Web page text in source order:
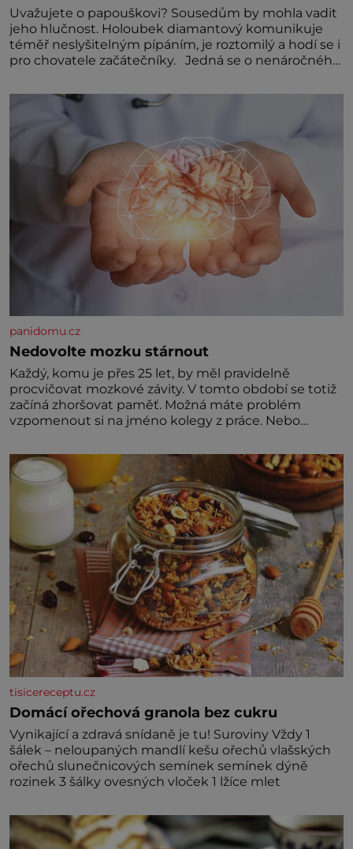
Uvažujete o papouškovi? Sousedům by mohla vadit
jeho hlučnost. Holoubek diamantový komunikuje
téměř neslyšitelným pípáním, je roztomilý a hodí se i
pro chovatele začátečníky. Jedná se o nenáročného
Hodně času tráví na zemi, kde sbírá zbytky semínek
Jeho domovinou je prakticky celá Austrálie s
výjimkou pobřežní oblasti.
panidomu.cz
Nedovolte mozku stárnout
Každý, komu je přes 25 let, by měl pravidelně
procvičovat mozkové závity. V tomto období se totiž
začíná zhoršovat paměť. Možná máte problém
vzpomenout si na jméno kolegy z práce. Nebo
nedávno přečetli. Je to opravdu tak, s věkem jako
kdyby se paměť rozhodla stávkovat. Cvičte
tisicereceptu.cz
Domácí ořechová granola bez cukru
Vynikající a zdravá snídaně je tu! Suroviny Vždy 1
šálek – neloupaných mandlí kešu ořechů vlašských
ořechů slunečnicových semínek semínek dýně
rozinek 3 šálky ovesných vloček 1 lžíce mlet